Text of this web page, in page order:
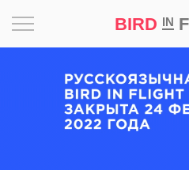
BIRD IN